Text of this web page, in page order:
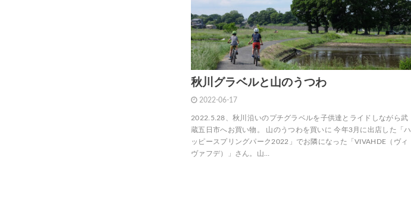
秋川グラベルと山のうつわ
2022-06-17
2022.5.28、秋川沿いのプチグラベルを子供達とライドしながら武
蔵五日市へお買い物。 山のうつわを買いに 今年3月に出店した「ハ
ッピースプリングパーク2022」でお隣になった「VIVAHDE（ヴィ
ヴァフデ）」さん。山…